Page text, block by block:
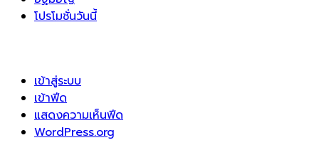
โปรโมชั่นวันนี้
เข้าสู่ระบบ
เข้าฟีด
แสดงความเห็นฟีด
WordPress.org